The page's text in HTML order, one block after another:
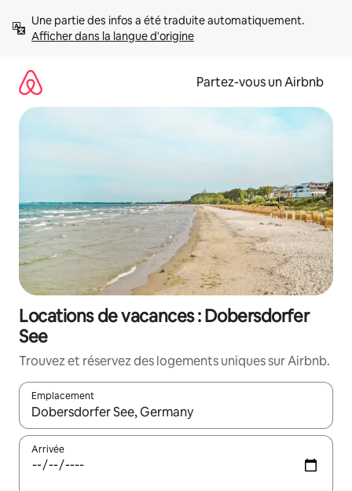
directement
Afficher dans la langue d'origine
Partez-vous un Airbnb
Locations de vacances : Dobersdorfer
See
Trouvez et réservez des logements uniques sur Airbnb.
Emplacement
Quand les résultats sont affichés, parcourez-les en utilisant
Arrivée